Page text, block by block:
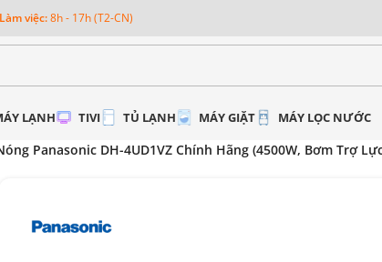
Làm việc:8h - 17h (T2-CN)
LẠNH TIVI TỦ LẠNH MÁY GIẶT MÁY LỌC NƯỚC
Panasonic DH-4UD1VZ Chính Hãng (4500W, Bơm Trợ